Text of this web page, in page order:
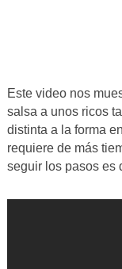
Este video nos
salsa a unos ricos
distinta a la forma
requiere de más
seguir los pasos es